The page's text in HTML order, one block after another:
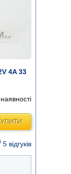
4A 33
5 відгуків